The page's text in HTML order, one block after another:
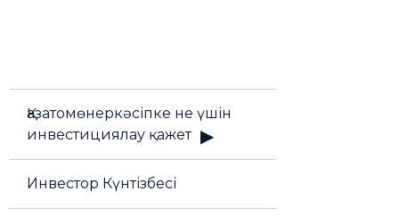
Қазатомөнеркәсіпке не үшін
инвестициялау қажет
Инвестор Күнтізбесі